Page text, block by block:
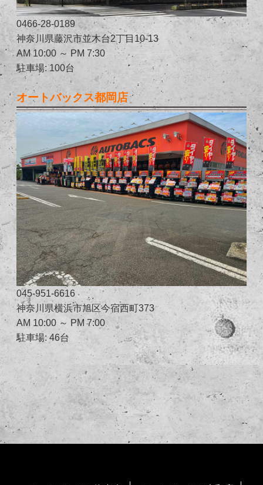
0466-28-0189
神奈川県藤沢市並木台2丁目10-13
AM 10:00 ～ PM 7:30
駐車場: 100台
オートバックス都岡店
045-951-6616
神奈川県横浜市旭区今宿西町373
AM 10:00 ～ PM 7:00
駐車場: 46台